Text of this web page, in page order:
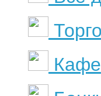
Кафе